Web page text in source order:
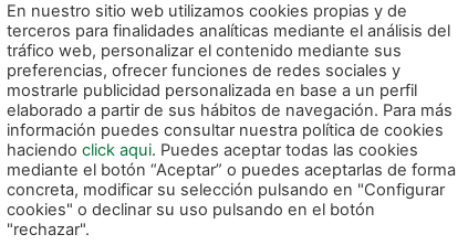
En nuestro sitio web utilizamos cookies propias y de
terceros para finalidades analíticas mediante el análisis del
tráfico web, personalizar el contenido mediante sus
preferencias, ofrecer funciones de redes sociales y
mostrarle publicidad personalizada en base a un perfil
elaborado a partir de sus hábitos de navegación. Para más
información puedes consultar nuestra política de cookies
haciendo click aqui. Puedes aceptar todas las cookies
mediante el botón “Aceptar” o puedes aceptarlas de forma
concreta, modificar su selección pulsando en "Configurar
cookies" o declinar su uso pulsando en el botón
"rechazar".